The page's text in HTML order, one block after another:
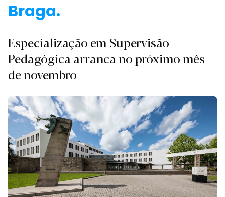
Braga.
Especialização em Supervisão
Pedagógica arranca no próximo mês
de novembro